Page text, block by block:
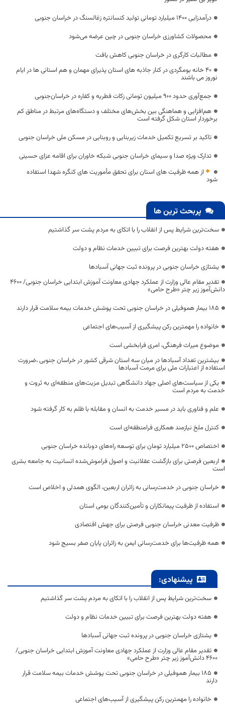
درآمدزایی ۱۴۰۰ میلیارد تومانی تولید کنسانتره زغالسنگ در خراسان جنوبی
محصولات کشاورزی خراسان جنوبی در چین عرضه می‌شود
مطالبات کارگری در خراسان جنوبی کاهش یافت
40 خانه بومگردی در کنار جاذبه های استان پذیرای مهمان و هم استانی ها در ایام
نوروز می باشند
جمع‌آوری حدود ۹۰۰ میلیون تومانی زکات فطریه و کفاره در خراسان‌جنوبی
هم‌افزایی و هماهنگی بین بخش‌های مختلف و دستگاه‌های مرتبط در مناطق کم
برخوردار استان شکل گرفته است
تاکید بر تسریع تکمیل خدمات زیربنایی و روبنایی در مسکن ملی خراسان جنوبی
تدارک ویژه صدا و سیمای خراسان جنوبی شبکه خاوران برای اقامه عزای حسینی
از همه ظرفیت های استان برای تحقق مأموریت های کنگره شهدا استفاده
شود
پربحث ترین ها
سخت‌ترین شرایط پس از انقلاب را با اتکای به مردم پشت سر گذاشتیم
هفته دولت بهترین فرصت برای تبیین خدمات نظام و دولت
یشتازی خراسان جنوبی در پرونده ثبت جهانی آسبادها
تقدیر مقام عالی وزارت از عملکرد جهادی معاونت آموزش ابتدایی خراسان جنوبی/ ۴۶۰۰
دانش‌آموز زیر چتر «طرح حامی»
۱۸۵ بیمار هموفیلی در خراسان جنوبی تحت پوشش خدمات بیمه سلامت قرار دارند
خانواده را مهمترین رکن پیشگیری از آسیب‌های اجتماعی
موضوع میراث فرهنگی، امری فرابخشی است
بیشترین تعداد آسبادها در میان سه استان شرقی کشور در خراسان جنوبی ،ضرورت
استفاده از اعتبارات ملی برای مرمت آسبادها
یکی از سیاست‌های اصلی جهاد دانشگاهی تبدیل مزیت‌های منطقه‌ای به ثروت و
خدمت به مردم است
علم و فناوری باید در مسیر خدمت به انسان و مقابله با ظلم به کار گرفته شود
کنترل ملخ نیازمند همکاری فرامنطقه‌ای است
اختصاص 2500 میلیارد تومان برای توسعه راه‌های دوبانده خراسان جنوبی
اربعین فرصتی برای بازگشت عقلانیت و اصول فراموش‌شده انسانیت به جامعه بشری
است
خراسان جنوبی در خدمت‌رسانی به زائران اربعین، الگوی همدلی و اخلاص است
استفاده از ظرفیت پیمانکاران و تأمین‌کنندگان بومی استان
ظرفیت معدنی خراسان جنوبی فرصتی برای جهش اقتصادی
همه ظرفیت‌ها برای خدمت‌رسانی ایمن به زائران پایان صفر بسیج شود
پیشنهادی:
سخت‌ترین شرایط پس از انقلاب را با اتکای به مردم پشت سر گذاشتیم
هفته دولت بهترین فرصت برای تبیین خدمات نظام و دولت
یشتازی خراسان جنوبی در پرونده ثبت جهانی آسبادها
تقدیر مقام عالی وزارت از عملکرد جهادی معاونت آموزش ابتدایی خراسان جنوبی/
۴۶۰۰ دانش‌آموز زیر چتر «طرح حامی»
۱۸۵ بیمار هموفیلی در خراسان جنوبی تحت پوشش خدمات بیمه سلامت قرار
دارند
خانواده را مهمترین رکن پیشگیری از آسیب‌های اجتماعی